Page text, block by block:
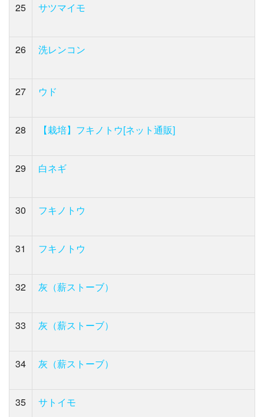
25 サツマイモ
26 洗レンコン
27 ウド
28 【栽培】フキノトウ[ネット通販]
29 白ネギ
30 フキノトウ
31 フキノトウ
32 灰（薪ストーブ）
33 灰（薪ストーブ）
34 灰（薪ストーブ）
35 サトイモ